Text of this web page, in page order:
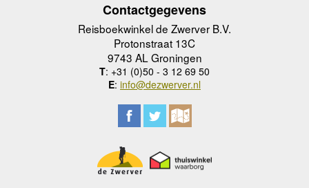
Contactgegevens
Reisboekwinkel de Zwerver B.V.
Protonstraat 13C
9743 AL Groningen
T: +31 (0)50 - 3 12 69 50
E: info@dezwerver.nl